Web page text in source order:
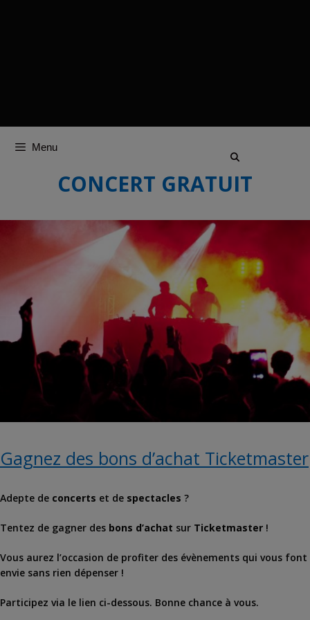
Menu
CONCERT GRATUIT
Gagnez des bons d’achat Ticketmaster
Adepte de concerts et de spectacles ?
Tentez de gagner des bons d’achat sur Ticketmaster !
Vous aurez l’occasion de profiter des évènements qui vous font
envie sans rien dépenser !
Participez via le lien ci-dessous. Bonne chance à vous.